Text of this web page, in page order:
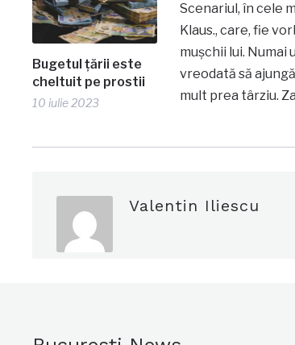
Bugetul țării este
cheltuit pe prostii
10 iulie 2023
Scenariul, în cele
Klaus., care, fie
mușchii lui. Numai
vreodată să
mult prea târziu.
Valentin Iliescu